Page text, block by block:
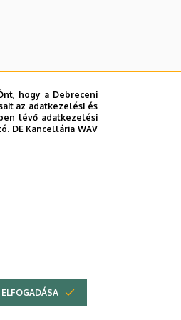
hogy a Debreceni
az adatkezelési és
lévő adatkezelési
DE Kancellária WAV